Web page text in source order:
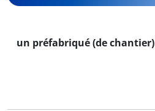
un préfabriqué (de chantier)